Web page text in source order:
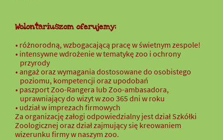
Wolontariuszom oferujemy:
różnorodną, wzbogacającą pracę w świetnym zespole!
intensywne wdrożenie w tematykę zoo i ochrony
przyrody
angaż oraz wymagania dostosowane do osobistego
poziomu, kompetencji oraz upodobań
paszport Zoo-Rangera lub Zoo-ambasadora,
uprawniający do wizyt w zoo 365 dni w roku
udział w imprezach firmowych
Za organizację załogi odpowiedzialny jest dział Szkółki
Zoologicznej oraz dział zajmujący się kreowaniem
wizerunku firmy w naszym zoo.